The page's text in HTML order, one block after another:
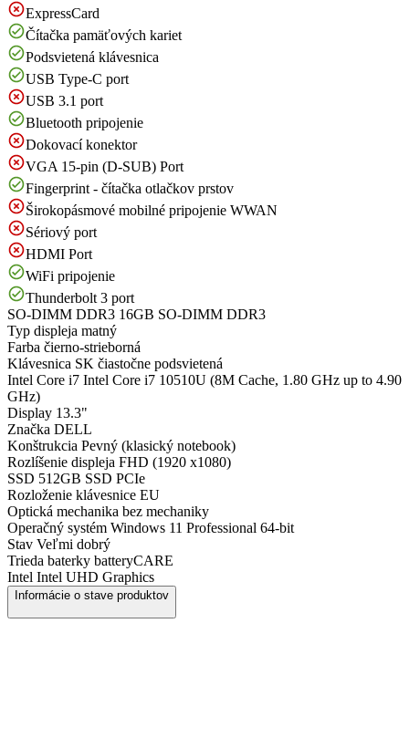
ExpressCard
Čítačka pamäťových kariet
Podsvietená klávesnica
USB Type-C port
USB 3.1 port
Bluetooth pripojenie
Dokovací konektor
VGA 15-pin (D-SUB) Port
Fingerprint - čítačka otlačkov prstov
Širokopásmové mobilné pripojenie WWAN
Sériový port
HDMI Port
WiFi pripojenie
Thunderbolt 3 port
SO-DIMM DDR3 16GB SO-DIMM DDR3
Typ displeja matný
Farba čierno-strieborná
Klávesnica SK čiastočne podsvietená
Intel Core i7 Intel Core i7 10510U (8M Cache, 1.80 GHz up to 4.90
GHz)
Display 13.3"
Značka DELL
Konštrukcia Pevný (klasický notebook)
Rozlíšenie displeja FHD (1920 x1080)
SSD 512GB SSD PCIe
Rozloženie klávesnice EU
Optická mechanika bez mechaniky
Operačný systém Windows 11 Professional 64-bit
Stav Veľmi dobrý
Trieda baterky batteryCARE
Intel Intel UHD Graphics
Informácie o stave produktov